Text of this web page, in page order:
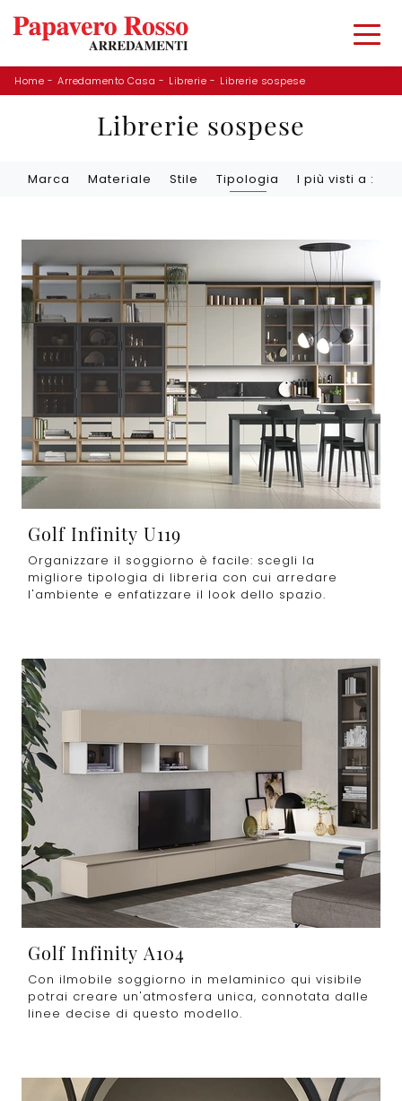
Home - Arredamento Casa - Librerie - Librerie sospese
Librerie sospese
Marca Materiale Stile Tipologia I più visti a :
Golf Infinity U119
Organizzare il soggiorno è facile: scegli la
migliore tipologia di libreria con cui arredare
l'ambiente e enfatizzare il look dello spazio.
Golf Infinity A104
Con ilmobile soggiorno in melaminico qui visibile
potrai creare un'atmosfera unica, connotata dalle
linee decise di questo modello.